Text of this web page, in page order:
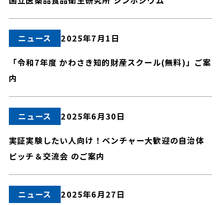
ニュース 2025年7月1日
「令和7年度 かわさき知的財産スクール(無料)」ご案
内
ニュース 2025年6月30日
実証実験したい人向け！ベンチャー大歓迎の自治体
ピッチ＆交流会 のご案内
ニュース 2025年6月27日